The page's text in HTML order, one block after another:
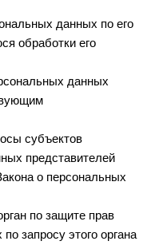
данных по его
обработки его
данных
субъектов
представителей
о персональных
по защите прав
запросу этого органа